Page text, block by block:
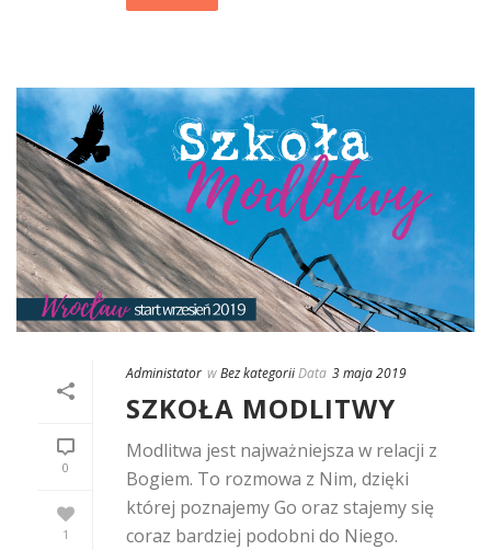
0
1
Administator wBez kategoriiData 3 maja 2019
SZKOŁA MODLITWY
Modlitwa jest najważniejsza w relacji z
Bogiem. To rozmowa z Nim, dzięki
której poznajemy Go oraz stajemy się
coraz bardziej podobni do Niego.